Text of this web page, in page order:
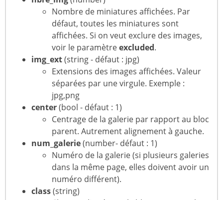
Nombre de miniatures affichées. Par
défaut, toutes les miniatures sont
affichées. Si on veut exclure des images,
voir le paramètreexcluded.
img_ext(string - défaut : jpg)
Extensions des images affichées. Valeur
séparées par une virgule. Exemple :
jpg,png
center(bool - défaut : 1)
Centrage de la galerie par rapport au bloc
parent. Autrement alignement à gauche.
num_galerie(number- défaut : 1)
Numéro de la galerie (si plusieurs galeries
dans la même page, elles doivent avoir un
numéro différent).
class(string)